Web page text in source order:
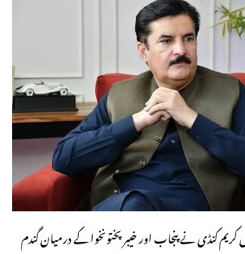
کریم کنڈی نے پنجاب اور خیبرپختونخوا کے درمیان گندم